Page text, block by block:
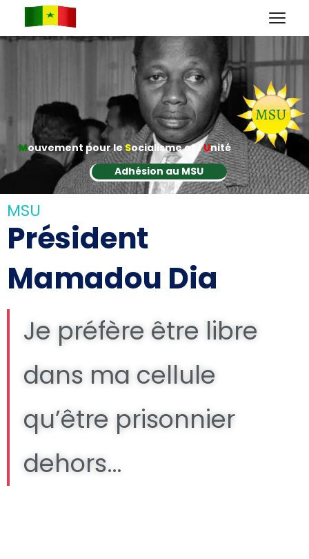
Mouvement pour leSocialisme et l'Unité
Adhésion au MSU
MSU
Président
Mamadou Dia
Je préfère être libre
dans ma cellule
qu’être prisonnier
dehors…